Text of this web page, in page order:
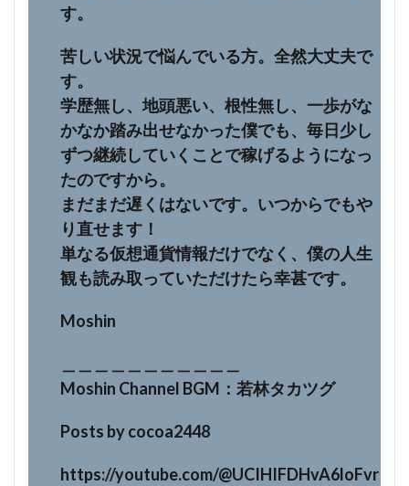
す。
苦しい状況で悩んでいる方。全然大丈夫で
す。
学歴無し、地頭悪い、根性無し、一歩がな
かなか踏み出せなかった僕でも、毎日少し
ずつ継続していくことで稼げるようになっ
たのですから。
まだまだ遅くはないです。いつからでもや
り直せます！
単なる仮想通貨情報だけでなく、僕の人生
観も読み取っていただけたら幸甚です。
Moshin
Moshin Channel BGM：若林タカツグ
Posts by cocoa2448
https://youtube.com/@UCIHIFDHvA6loFvr